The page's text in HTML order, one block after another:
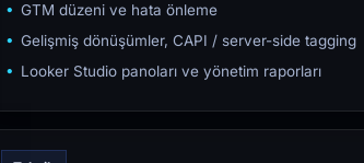
GTM düzeni ve hata önleme
Gelişmiş dönüşümler, CAPI / server-side tagging
Looker Studio panoları ve yönetim raporları